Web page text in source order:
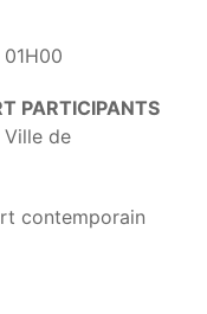
01H00
PARTICIPANTS
Ville de
contemporain